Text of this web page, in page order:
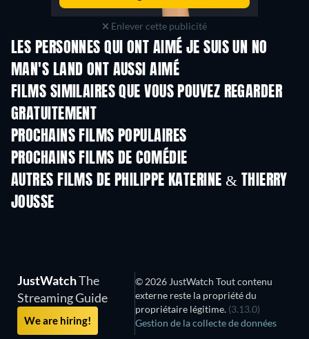
Enlever cette publicité
LES PERSONNES QUI ONT AIMÉ JE SUIS UN NO
MAN'S LAND ONT AUSSI AIMÉ
FILMS SIMILAIRES QUE VOUS POUVEZ REGARDER
GRATUITEMENT
PROCHAINS FILMS POPULAIRES
PROCHAINS FILMS DE COMÉDIE
AUTRES FILMS DE PHILIPPE KATERINE & THIERRY
JOUSSE
JustWatchThe
Streaming Guide
We are hiring!
© 2026 JustWatch Tout contenu
externe reste la propriété du
propriétaire légitime. (3.13.0)
Gestion de la collecte de données